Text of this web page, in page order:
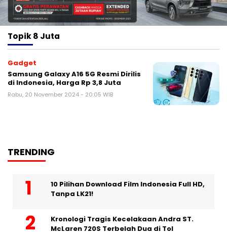
Topik8 Juta
Gadget
Samsung Galaxy A16 5G Resmi Dirilis
di Indonesia, Harga Rp 3,8 Juta
Rabu, 20 November 2024 - 20:05 WIB
TRENDING
10 Pilihan Download Film Indonesia Full HD,
Tanpa LK21!
Kronologi Tragis Kecelakaan Andra ST.
McLaren 720S Terbelah Dua di Tol